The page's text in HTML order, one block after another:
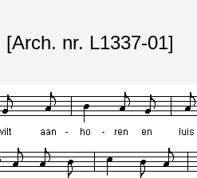
[Arch. nr. L1337-01]